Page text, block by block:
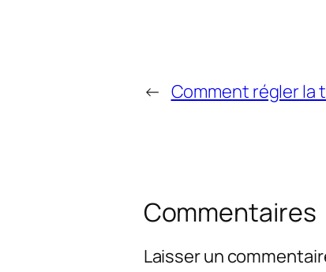
← Comment régler la
Commentaires
Laisser un